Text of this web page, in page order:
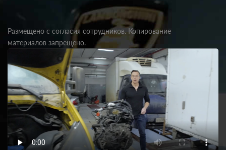
Размещено с согласия сотрудников. Копирование
материалов запрещено.